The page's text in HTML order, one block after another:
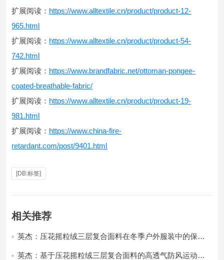
扩展阅读： https://www.alltextile.cn/product/product-12-
965.html
扩展阅读： https://www.alltextile.cn/product/product-54-
742.html
扩展阅读： https://www.brandfabric.net/ottoman-pongee-
coated-breathable-fabric/
扩展阅读： https://www.alltextile.cn/product/product-19-
981.html
扩展阅读： https://www.china-fire-
retardant.com/post/9401.html
[DB:标签]
相关推荐
英杰：压花摇粒绒三层复合面料在冬季户外服装中的保暖
英杰：基于压花摇粒绒三层复合面料的高透气防风运动服